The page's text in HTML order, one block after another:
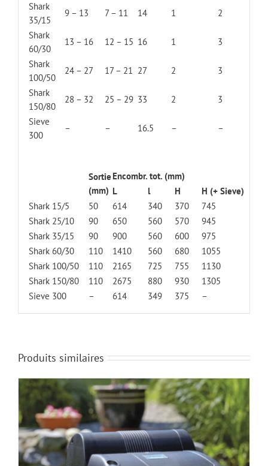
Shark
35/15
9 – 13 7 – 11 14 1
2
Shark
60/30
13 – 16 12 – 15 16 1
3
Shark
100/50
24 – 27 17 – 21 27 2
3
Shark
150/80
28 – 32 25 – 29 33 2
3
Sieve
300
– – 16.5 – –
Sortie
(mm)
Encombr. tot. (mm)
L
l H
H (+ Sieve)
Shark 15/5
50 614 340 370
745
Shark 25/10
90 650 560 570
945
Shark 35/15
90 900 560 600
975
Shark 60/30
110 1410 560 680
1055
Shark 100/50
110 2165 725 755
1130
Shark 150/80
110 2675 880 930
1305
Sieve 300
– 614 349 375 –
Produits similaires